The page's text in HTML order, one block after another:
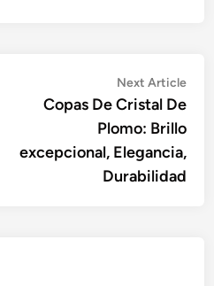
Next Article
Copas De Cristal De
Plomo: Brillo
excepcional, Elegancia,
Durabilidad